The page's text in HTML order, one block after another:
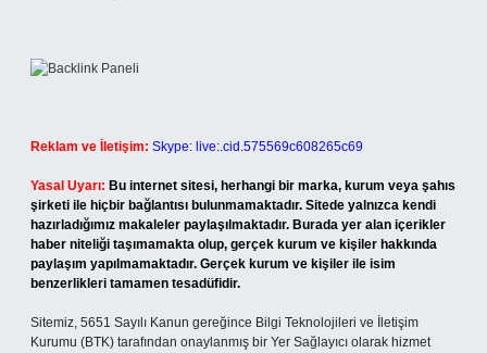
Reklam ve İletişim: Skype: live:.cid.575569c608265c69
Yasal Uyarı: Bu internet sitesi, herhangi bir marka, kurum veya şahıs
şirketi ile hiçbir bağlantısı bulunmamaktadır. Sitede yalnızca kendi
hazırladığımız makaleler paylaşılmaktadır. Burada yer alan içerikler
haber niteliği taşımamakta olup, gerçek kurum ve kişiler hakkında
paylaşım yapılmamaktadır. Gerçek kurum ve kişiler ile isim
benzerlikleri tamamen tesadüfidir.
Sitemiz, 5651 Sayılı Kanun gereğince Bilgi Teknolojileri ve İletişim
Kurumu (BTK) tarafından onaylanmış bir Yer Sağlayıcı olarak hizmet